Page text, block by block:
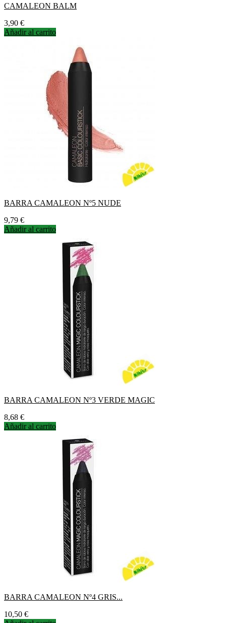
CAMALEON BALM
Precio
3,90 €
Añadir al carrito
BARRA CAMALEON Nº5 NUDE
Precio
9,79 €
Añadir al carrito
BARRA CAMALEON Nº3 VERDE MAGIC
Precio
8,68 €
Añadir al carrito
BARRA CAMALEON Nº4 GRIS...
Precio
10,50 €